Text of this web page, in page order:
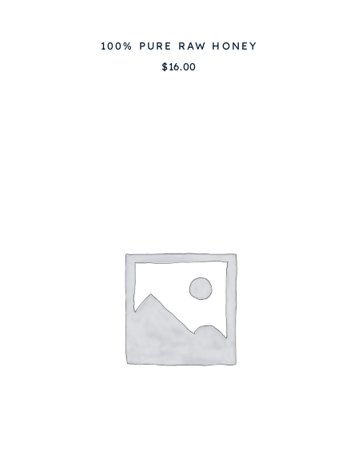
100% PURE RAW HONEY
$16.00